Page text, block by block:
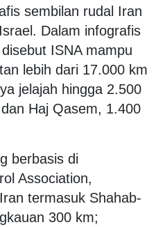
sembilan rudal Iran
Dalam infografis
ISNA mampu
lebih dari 17.000 km
jelajah hingga 2.500
Haj Qasem, 1.400
berbasis di
Association,
termasuk Shahab-
300 km;